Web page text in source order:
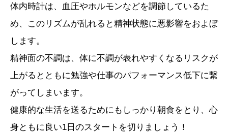
体内時計は、血圧やホルモンなどを調節しているた
め、このリズムが乱れると精神状態に悪影響をおよぼ
します。
精神面の不調は、体に不調が表れやすくなるリスクが
上がるとともに勉強や仕事のパフォーマンス低下に繋
がってしまいます。
健康的な生活を送るためにもしっかり朝食をとり、心
身ともに良い1日のスタートを切りましょう！